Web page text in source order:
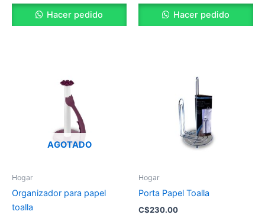
Hacer pedido Hacer pedido
AGOTADO
Hogar
Organizador para papel
toalla
Hogar
Porta Papel Toalla
C$230.00